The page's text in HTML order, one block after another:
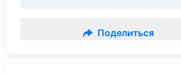
Поделиться